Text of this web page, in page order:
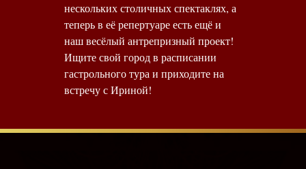
нескольких столичных спектаклях, а
теперь в её репертуаре есть ещё и
наш весёлый антрепризный проект!
Ищите свой город в расписании
гастрольного тура и приходите на
встречу с Ириной!